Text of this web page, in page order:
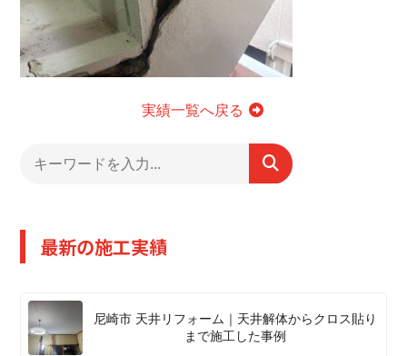
実績一覧へ戻る
最新の施工実績
尼崎市 天井リフォーム｜天井解体からクロス貼り
まで施工した事例